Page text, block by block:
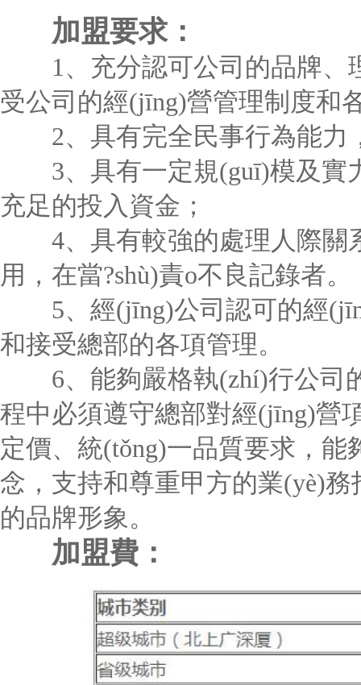
加盟要求：
1、充分認可公司的品牌、
受公司的經(jīng)營管理制度和
2、具有完全民事行為能力
3、具有一定規(guī)模及實
充足的投入資金；
4、具有較強的處理人際關
用，在當?shù)責o不良記錄者。
5、經(jīng)公司認可的經
和接受總部的各項管理。
6、能夠嚴格執(zhí)行公司
程中必須遵守總部對經(jīng)營
定價、統(tǒng)一品質要求，
念，支持和尊重甲方的業(yè)
的品牌形象。
加盟費：